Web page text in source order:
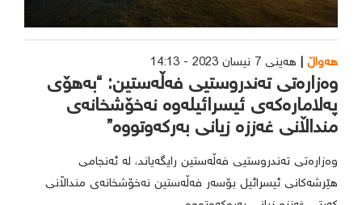
هەواڵ هەینی 7 نیسان 2023 - 14:13
وەزارەتی تەندروستیی فەڵەستین: “بەهۆی
پەلامارەکەی ئیسرائیلەوە نەخۆشخانەی
منداڵانی غەززە زیانی بەرکەوتووە”
وەزارەتی تەندروستیی فەڵەستین رایگەیاند، لە ئەنجامی
هێرشەکانی ئیسرائیل بۆسەر فەڵەستین نەخۆشخانەی منداڵانی